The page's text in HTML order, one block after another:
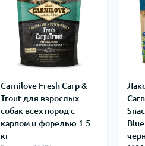
Carnilove Fresh Carp &
Trout для взрослых
собак всех пород с
карпом и форелью 1.5
кг